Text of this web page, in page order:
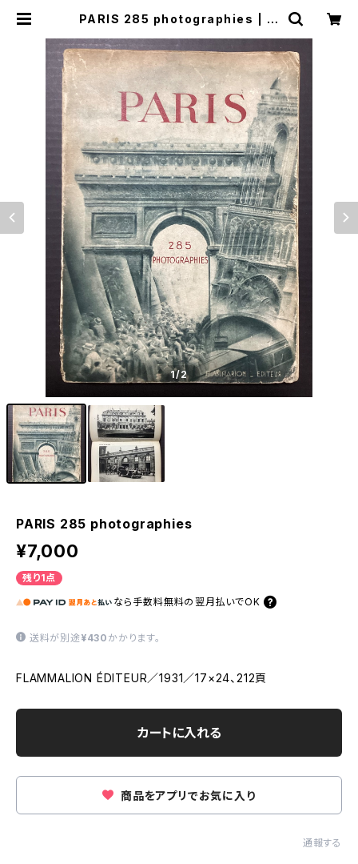
PARIS 285 photographies | 古
1/2
PARIS 285 photographies
¥7,000
残り1点
なら 手数料無料の 翌月払いでOK
送料が別途 ¥430 かかります。
FLAMMALION ÉDITEUR／1931／17×24、212頁
カートに入れる
商品をアプリでお気に入り
通報する